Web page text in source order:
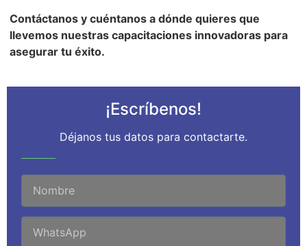
Contáctanos y cuéntanos a dónde quieres que
llevemos nuestras capacitaciones innovadoras para
asegurar tu éxito.
¡Escríbenos!
Déjanos tus datos para contactarte.